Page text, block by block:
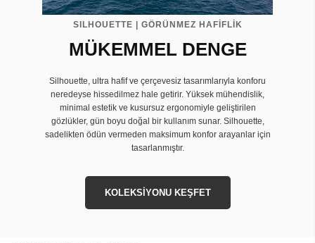
SILHOUETTE | GÖRÜNMEZ HAFİFLİK
MÜKEMMEL DENGE
Silhouette, ultra hafif ve çerçevesiz tasarımlarıyla konforu
neredeyse hissedilmez hale getirir. Yüksek mühendislik,
minimal estetik ve kusursuz ergonomiyle geliştirilen
gözlükler, gün boyu doğal bir kullanım sunar. Silhouette,
sadelikten ödün vermeden maksimum konfor arayanlar için
tasarlanmıştır.
KOLEKSİYONU KEŞFET